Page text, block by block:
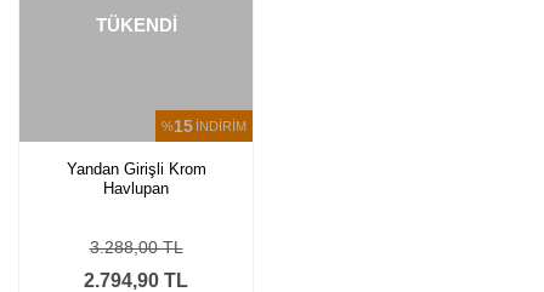
%15 İNDİRİM
TÜKENDİ
Yandan Girişli Krom
Havlupan
2.794,90 TL
3.288,00 TL